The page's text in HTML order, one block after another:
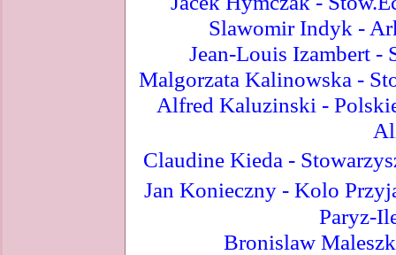
Slawomir Indyk -
Jean-Louis Izambert -
Malgorzata Kalinowska -
Alfred Kaluzinski -
Claudine Kieda -
Jan Konieczny - Kolo
Paryz-
Bronislaw